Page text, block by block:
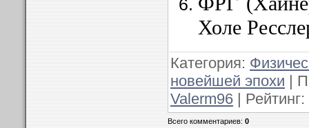
Холе
Категория:
новейшей эпохи |
Valerm96 | Рейтинг:
Всего комментариев:0